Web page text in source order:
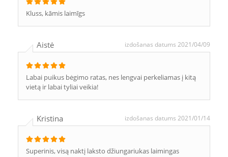
Kluss, kāmis laimīgs
Aistė izdošanas datums 2021/04/09
Labai puikus bėgimo ratas, nes lengvai perkeliamas į kitą
vietą ir labai tyliai veikia!
Kristina izdošanas datums 2021/01/14
Superinis, visą naktį laksto džiungariukas laimingas